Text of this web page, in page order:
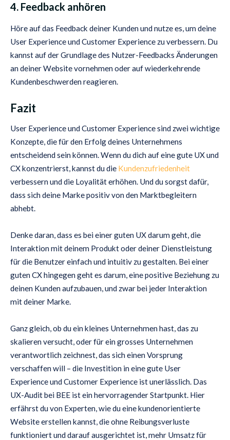
4. Feedback anhören
Höre auf das Feedback deiner Kunden und nutze es, um deine
User Experience und Customer Experience zu verbessern. Du
kannst auf der Grundlage des Nutzer-Feedbacks Änderungen
an deiner Website vornehmen oder auf wiederkehrende
Kundenbeschwerden reagieren.
Fazit
User Experience und Customer Experience sind zwei wichtige
Konzepte, die für den Erfolg deines Unternehmens
entscheidend sein können. Wenn du dich auf eine gute UX und
CX konzentrierst, kannst du die Kundenzufriedenheit
verbessern und die Loyalität erhöhen. Und du sorgst dafür,
dass sich deine Marke positiv von den Marktbegleitern
abhebt.
Denke daran, dass es bei einer guten UX darum geht, die
Interaktion mit deinem Produkt oder deiner Dienstleistung
für die Benutzer einfach und intuitiv zu gestalten. Bei einer
guten CX hingegen geht es darum, eine positive Beziehung zu
deinen Kunden aufzubauen, und zwar bei jeder Interaktion
mit deiner Marke.
Ganz gleich, ob du ein kleines Unternehmen hast, das zu
skalieren versucht, oder für ein grosses Unternehmen
verantwortlich zeichnest, das sich einen Vorsprung
verschaffen will – die Investition in eine gute User
Experience und Customer Experience ist unerlässlich. Das
UX-Audit bei BEE ist ein hervorragender Startpunkt. Hier
erfährst du von Experten, wie du eine kundenorientierte
Website erstellen kannst, die ohne Reibungsverluste
funktioniert und darauf ausgerichtet ist, mehr Umsatz für